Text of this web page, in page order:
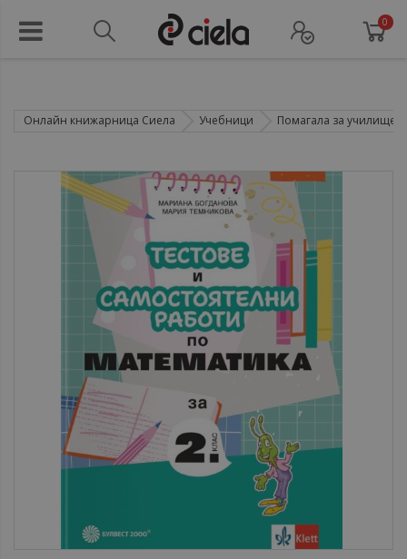
0
Онлайн книжарница Сиела Учебници Помагала за училище